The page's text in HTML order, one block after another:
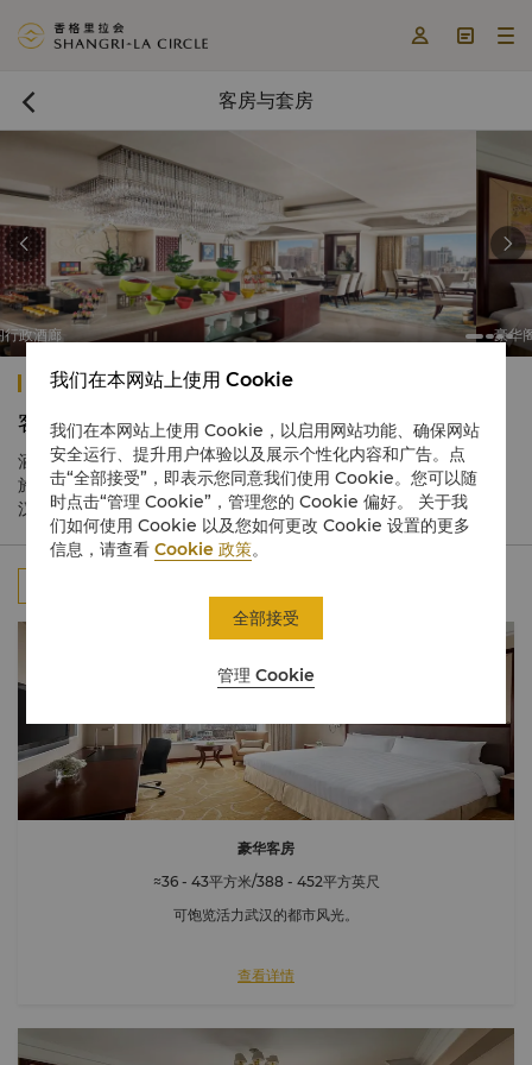
  
 客房与套房
豪华阁行政大床房
 
武汉香格里拉
客房与套房
酒店拥有442间客房和套房，提供舒适宽敞的环境，一应俱全的设
施。 房间采用中国现代式装修风格，宾客可凭窗眺望美妙醉人的武
汉城市景致。
豪华客房
≈36 - 43平方米/388 - 452平方英尺
可饱览活力武汉的都市风光。
查看详情
我们在本网站上使用 Cookie
我们在本网站上使用 Cookie，以启用网站功能、确保网站
安全运行、提升用户体验以及展示个性化内容和广告。点
击“全部接受”，即表示您同意我们使用 Cookie。您可以随
时点击“管理 Cookie”，管理您的 Cookie 偏好。 关于我
们如何使用 Cookie 以及您如何更改 Cookie 设置的更多
信息，请查看Cookie 政策。
管理 Cookie
全部接受